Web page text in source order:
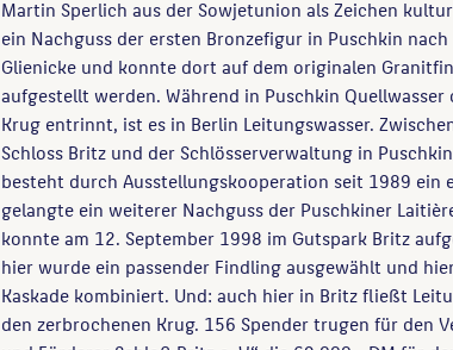
Martin Sperlich aus der Sowjetunion als Zeichen
ein Nachguss der ersten Bronzefigur in Puschkin
Glienicke und konnte dort auf dem originalen
aufgestellt werden. Während in Puschkin Quellwasser
Krug entrinnt, ist es in Berlin Leitungswasser.
Schloss Britz und der Schlösserverwaltung in
besteht durch Ausstellungskooperation seit 1989 ein
gelangte ein weiterer Nachguss der Puschkiner
konnte am 12. September 1998 im Gutspark Britz
hier wurde ein passender Findling ausgewählt und
Kaskade kombiniert. Und: auch hier in Britz fließt
den zerbrochenen Krug. 156 Spender trugen für den